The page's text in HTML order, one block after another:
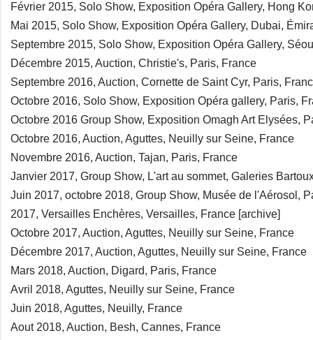
Février 2015, Solo Show, Exposition Opéra Gallery, Hong
Mai 2015, Solo Show, Exposition Opéra Gallery, Dubai,
Septembre 2015, Solo Show, Exposition Opéra Gallery,
Décembre 2015, Auction, Christie's, Paris, France
Septembre 2016, Auction, Cornette de Saint Cyr, Paris,
Octobre 2016, Solo Show, Exposition Opéra gallery, Paris,
Octobre 2016 Group Show, Exposition Omagh Art Elysées,
Octobre 2016, Auction, Aguttes, Neuilly sur Seine, France
Novembre 2016, Auction, Tajan, Paris, France
Janvier 2017, Group Show, L'art au sommet, Galeries
Juin 2017, octobre 2018, Group Show, Musée de l'Aérosol,
2017, Versailles Enchères, Versailles, France [archive]
Octobre 2017, Auction, Aguttes, Neuilly sur Seine, France
Décembre 2017, Auction, Aguttes, Neuilly sur Seine, France
Mars 2018, Auction, Digard, Paris, France
Avril 2018, Aguttes, Neuilly sur Seine, France
Juin 2018, Aguttes, Neuilly, France
Aout 2018, Auction, Besh, Cannes, France